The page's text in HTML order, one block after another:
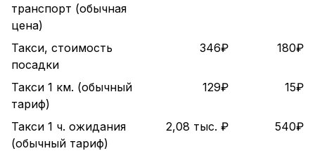
транспорт (обычная
цена)
Такси, стоимость
посадки
346₽ 180₽
Такси 1 км. (обычный
тариф)
129₽ 15₽
Такси 1 ч. ожидания
(обычный тариф)
2,08 тыс. ₽ 540₽